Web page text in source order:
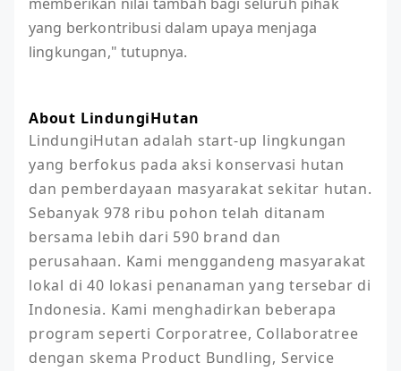
yang berkontribusi dalam upaya menjaga
lingkungan," tutupnya.
About LindungiHutan
LindungiHutan adalah start-up lingkungan
yang berfokus pada aksi konservasi hutan
dan pemberdayaan masyarakat sekitar hutan.
Sebanyak 978 ribu pohon telah ditanam
bersama lebih dari 590 brand dan
perusahaan. Kami menggandeng masyarakat
lokal di 40 lokasi penanaman yang tersebar di
Indonesia. Kami menghadirkan beberapa
program seperti Corporatree, Collaboratree
dengan skema Product Bundling, Service